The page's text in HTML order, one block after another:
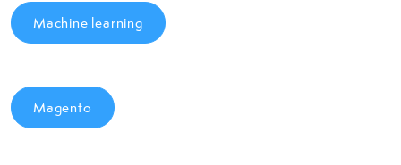
Machine learning
Magento